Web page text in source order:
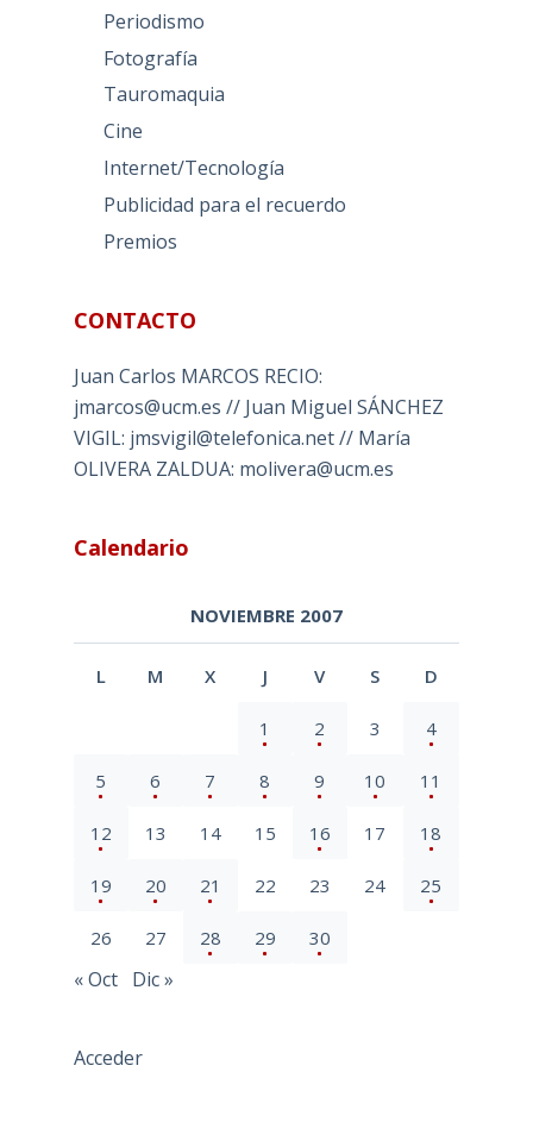
Periodismo
Fotografía
Tauromaquia
Cine
Internet/Tecnología
Publicidad para el recuerdo
Premios
CONTACTO
Juan Carlos MARCOS RECIO:
jmarcos@ucm.es // Juan Miguel SÁNCHEZ
VIGIL: jmsvigil@telefonica.net // María
OLIVERA ZALDUA: molivera@ucm.es
Calendario
NOVIEMBRE 2007
L M X J V S D
1 2 3 4
5 6 7 8 9 10 11
12 13 14 15 16 17 18
19 20 21 22 23 24 25
26 27 28 29 30
« Oct Dic »
Acceder